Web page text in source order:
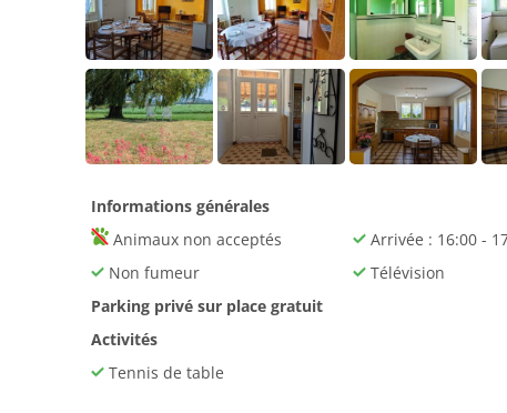
Informations générales
Animaux non acceptés
Arrivée : 16:00 -
Non fumeur
Télévision
Parking privé sur place gratuit
Activités
Tennis de table